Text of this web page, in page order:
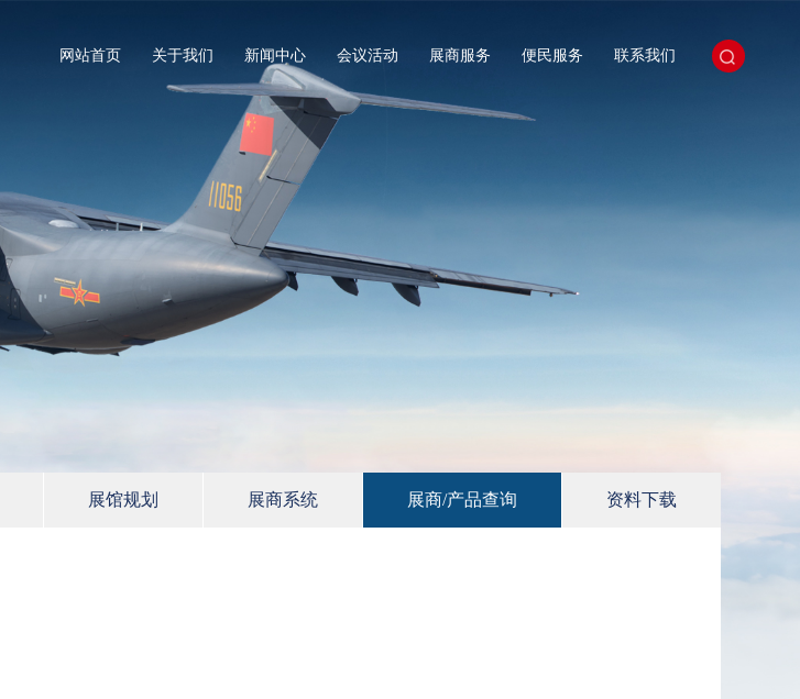
网站首页 关于我们 新闻中心 会议活动 展商服务 便民服务 联系我们
展馆规划 展商系统 展商/产品查询 资料下载